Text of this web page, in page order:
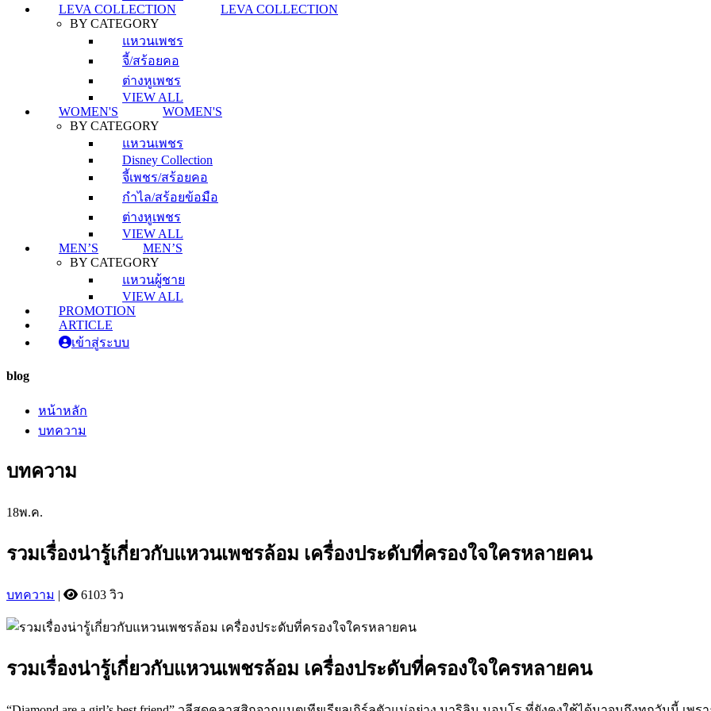
LEVA COLLECTION
LEVA COLLECTION
BY CATEGORY
แหวนเพชร
จี้/สร้อยคอ
ต่างหูเพชร
VIEW ALL
WOMEN'S
WOMEN'S
BY CATEGORY
แหวนเพชร
Disney Collection
จี้เพชร/สร้อยคอ
กำไล/สร้อยข้อมือ
ต่างหูเพชร
VIEW ALL
MEN’S
MEN’S
BY CATEGORY
แหวนผู้ชาย
VIEW ALL
PROMOTION
ARTICLE
เข้าสู่ระบบ
blog
หน้าหลัก
บทความ
บทความ
18พ.ค.
รวมเรื่องน่ารู้เกี่ยวกับแหวนเพชรล้อม เครื่องประดับที่ครองใจใครหลายคน
บทความ | 6103 วิว
รวมเรื่องน่ารู้เกี่ยวกับแหวนเพชรล้อม เครื่องประดับที่ครองใจใครหลายคน